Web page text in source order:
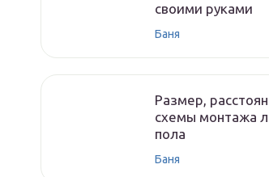
своими руками
Баня
Размер,
схемы монтажа
пола
Баня